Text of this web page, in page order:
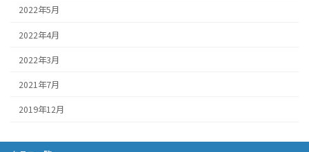
2022年5月
2022年4月
2022年3月
2021年7月
2019年12月